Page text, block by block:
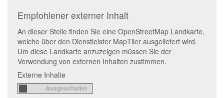
Empfohlener externer Inhalt
An dieser Stelle finden Sie eine OpenStreetMap Landkarte,
welche über den Dienstleister MapTiler ausgeliefert wird.
Um diese Landkarte anzuzeigen müssen Sie der
Verwendung von externen Inhalten zustimmen.
Externe Inhalte